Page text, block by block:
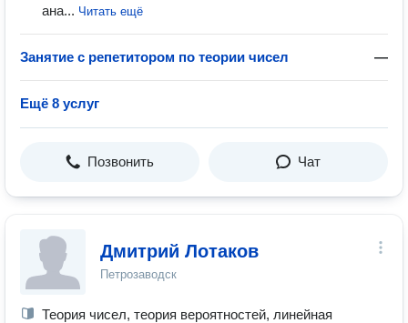
ана... Читать ещё
Занятие с репетитором по теории чисел —
Ещё 8 услуг
Позвонить Чат
Дмитрий Лотаков
Петрозаводск
Теория чисел, теория вероятностей, линейная